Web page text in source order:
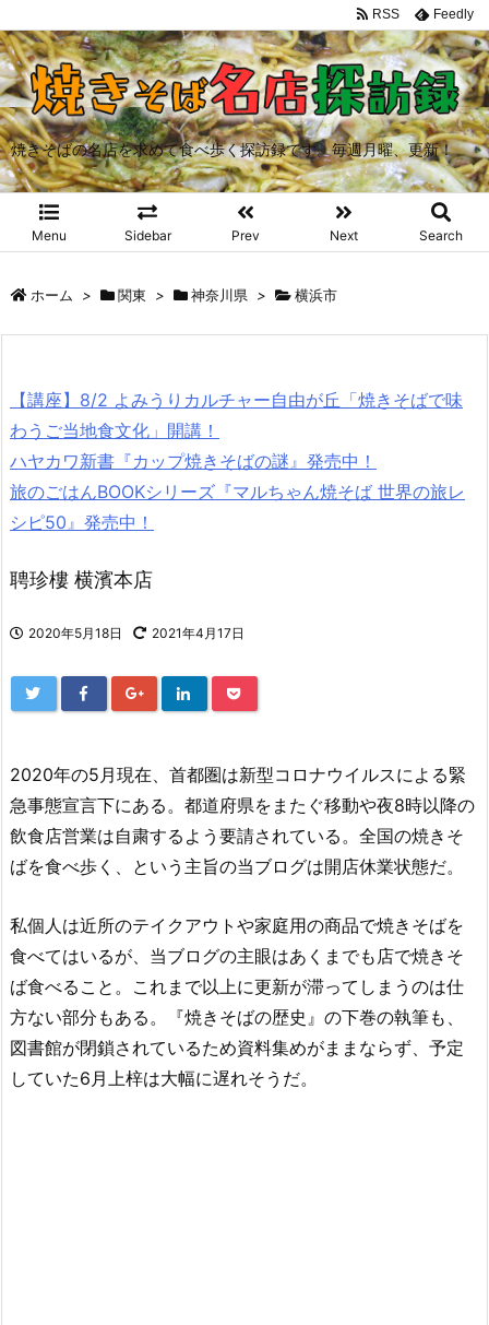
焼きそばの名店を求めて食べ歩く探訪録です。毎週月曜、更新！
Menu Sidebar Prev Next Search
RSS Feedly
ホーム > 関東 > 神奈川県 > 横浜市
【講座】8/2 よみうりカルチャー自由が丘「焼きそばで味
わうご当地食文化」開講！
ハヤカワ新書『カップ焼きそばの謎』発売中！
旅のごはんBOOKシリーズ『マルちゃん焼そば 世界の旅レ
シピ50』発売中！
聘珍樓 横濱本店
2020年5月18日 2021年4月17日
2020年の5月現在、首都圏は新型コロナウイルスによる緊
急事態宣言下にある。都道府県をまたぐ移動や夜8時以降の
飲食店営業は自粛するよう要請されている。全国の焼きそ
ばを食べ歩く、という主旨の当ブログは開店休業状態だ。
私個人は近所のテイクアウトや家庭用の商品で焼きそばを
食べてはいるが、当ブログの主眼はあくまでも店で焼きそ
ば食べること。これまで以上に更新が滞ってしまうのは仕
方ない部分もある。『焼きそばの歴史』の下巻の執筆も、
図書館が閉鎖されているため資料集めがままならず、予定
していた6月上梓は大幅に遅れそうだ。